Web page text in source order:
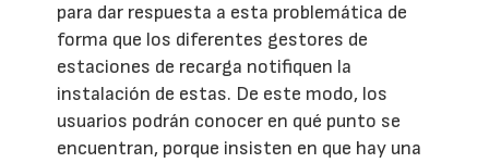
para dar respuesta a esta problemática de
forma que los diferentes gestores de
estaciones de recarga notifiquen la
instalación de estas. De este modo, los
usuarios podrán conocer en qué punto se
encuentran, porque insisten en que hay una